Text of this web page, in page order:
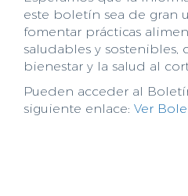
este boletín sea de gran
fomentar prácticas
saludables y sostenibles,
bienestar y la salud al
Pueden acceder al
siguiente enlace: Ver